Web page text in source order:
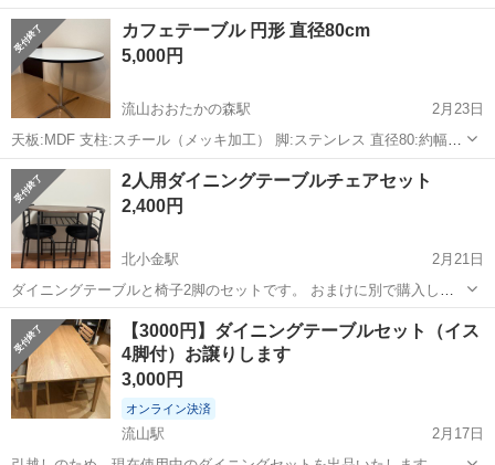
千葉 流山市 テーブル
カフェテーブル 円形 直径80cm
5,000円
流山おおたかの森駅
2月23日
天板:MDF 支柱:スチール（メッキ加工） 脚:ステンレス 直径80:約幅
80×奥行き80×高さ71cm 目立った傷汚れはないのでまだまだ使ってい
ただけると思います。
千葉 流山市 流山おおたかの森駅 テーブル 円形
2人用ダイニングテーブルチェアセット
2,400円
北小金駅
2月21日
ダイニングテーブルと椅子2脚のセットです。 おまけに別で購入した
座り心地の良い丸クッション(写真で椅子の上に置いているもの)を2つ
お付けします。 椅子がテーブルの中にしっかり入る為、使わない時は
コンパクトに置いておけます。...
千葉 流山市 北小金駅 テーブル
【3000円】ダイニングテーブルセット（イス
4脚付）お譲りします
3,000円
オンライン決済
流山駅
2月17日